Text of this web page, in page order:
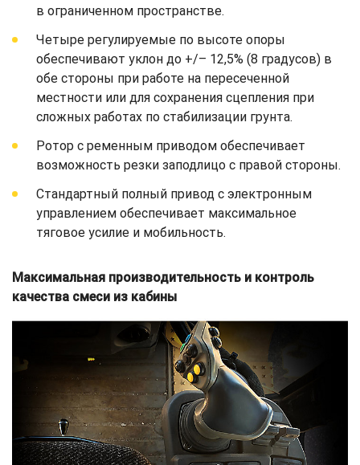
в ограниченном пространстве.
Четыре регулируемые по высоте опоры
обеспечивают уклон до +/– 12,5% (8 градусов) в
обе стороны при работе на пересеченной
местности или для сохранения сцепления при
сложных работах по стабилизации грунта.
Ротор с ременным приводом обеспечивает
возможность резки заподлицо с правой стороны.
Стандартный полный привод с электронным
управлением обеспечивает максимальное
тяговое усилие и мобильность.
Максимальная производительность и контроль
качества смеси из кабины